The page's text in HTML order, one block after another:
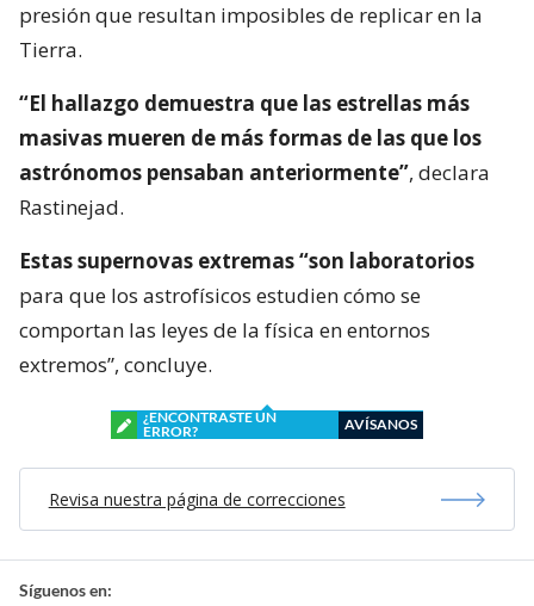
presión que resultan imposibles de replicar en la
Tierra.
“El hallazgo demuestra que las estrellas más
masivas mueren de más formas de las que los
astrónomos pensaban anteriormente”, declara
Rastinejad.
Estas supernovas extremas “son laboratorios
para que los astrofísicos estudien cómo se
comportan las leyes de la física en entornos
extremos”, concluye.
¿ENCONTRASTE UN
ERROR?
AVÍSANOS
Revisa nuestra página de correcciones
Síguenos en: